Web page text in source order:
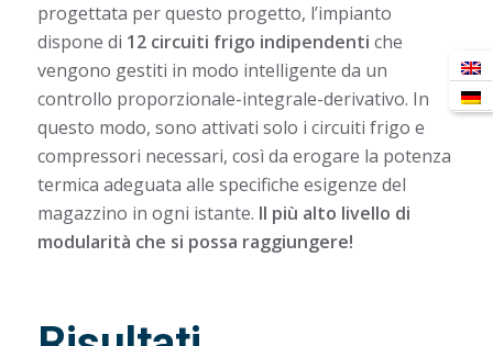
progettata per questo progetto, l’impianto
dispone di 12 circuiti frigo indipendenti che
vengono gestiti in modo intelligente da un
controllo proporzionale-integrale-derivativo. In
questo modo, sono attivati solo i circuiti frigo e
compressori necessari, così da erogare la potenza
termica adeguata alle specifiche esigenze del
magazzino in ogni istante. Il più alto livello di
modularità che si possa raggiungere!